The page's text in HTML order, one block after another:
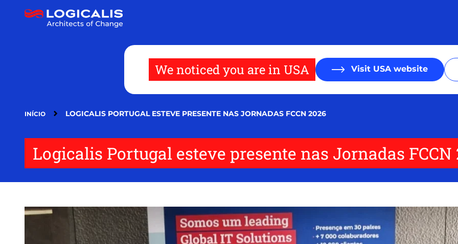
We noticed you are in USA Visit USA website
INÍCIO LOGICALIS PORTUGAL ESTEVE PRESENTE NAS JORNADAS FCCN 2026
Logicalis Portugal esteve presente nas Jornadas FCCN